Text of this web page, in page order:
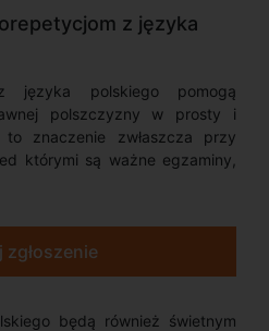
z języka
języka polskiego pomogą
polszczyzny w prosty i
znaczenie zwłaszcza przy
którymi są ważne egzaminy,
zgłoszenie
będą również świetnym